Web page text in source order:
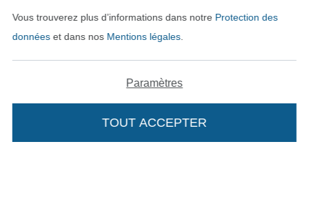
Droit de rétractation
Vous trouverez plus d’informations dans notre Protection des
donnéeset dans nos Mentions légales.
Paramètres
TOUT ACCEPTER